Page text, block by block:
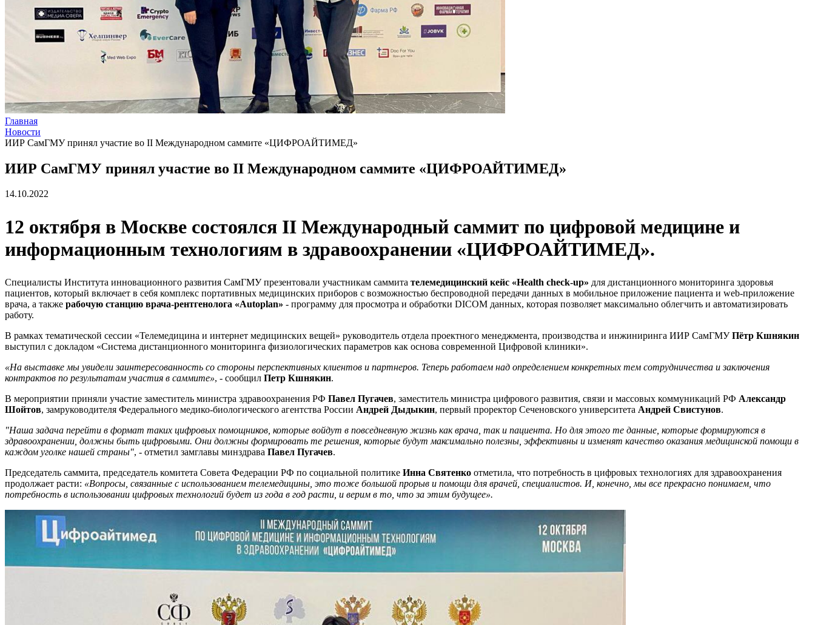
Главная
Новости
ИИР СамГМУ принял участие во II Международном саммите «ЦИФРОАЙТИМЕД»
ИИР СамГМУ принял участие во II Международном саммите «ЦИФРОАЙТИМЕД»
14.10.2022
12 октября в Москве состоялся II Международный саммит по цифровой медицине и
информационным технологиям в здравоохранении «ЦИФРОАЙТИМЕД».
Специалисты Института инновационного развития СамГМУ презентовали участникам саммита телемедицинский кейс «Health check-up» для дистанционного мониторинга здоровья
пациентов, который включает в себя комплекс портативных медицинских приборов с возможностью беспроводной передачи данных в мобильное приложение пациента и web-приложение
врача, а также рабочую станцию врача-рентгенолога «Autoplan» - программу для просмотра и обработки DICOM данных, которая позволяет максимально облегчить и автоматизировать
работу.
В рамках тематической сессии «Телемедицина и интернет медицинских вещей» руководитель отдела проектного менеджмента, производства и инжиниринга ИИР СамГМУПётр Кшнякин
выступил с докладом «Система дистанционного мониторинга физиологических параметров как основа современной Цифровой клиники».
«На выставке мы увидели заинтересованность со стороны перспективных клиентов и партнеров. Теперь работаем над определением конкретных тем сотрудничества и заключения
контрактов по результатам участия в саммите», - сообщил Петр Кшнякин.
В мероприятии приняли участие заместитель министра здравоохранения РФ Павел Пугачев, заместитель министра цифрового развития, связи и массовых коммуникаций РФ Александр
Шойтов, замруководителя Федерального медико-биологического агентства России Андрей Дыдыкин, первый проректор Сеченовского университета Андрей Свистунов.
"Наша задача перейти в формат таких цифровых помощников, которые войдут в повседневную жизнь как врача, так и пациента. Но для этого те данные, которые формируются в
здравоохранении, должны быть цифровыми. Они должны формировать те решения, которые будут максимально полезны, эффективны и изменят качество оказания медицинской помощи в
каждом уголке нашей страны", - отметил замглавы минздрава Павел Пугачев.
Председатель саммита, председатель комитета Совета Федерации РФ по социальной политике Инна Святенко отметила, что потребность в цифровых технологиях для здравоохранения
продолжает расти: «Вопросы, связанные с использованием телемедицины, это тоже большой прорыв и помощи для врачей, специалистов. И, конечно, мы все прекрасно понимаем, что
потребность в использовании цифровых технологий будет из года в год расти, и верим в то, что за этим будущее».